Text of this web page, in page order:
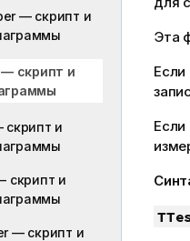
— скрипт и
— скрипт и
скрипт и
скрипт и
— скрипт и
Эта
Если
Если